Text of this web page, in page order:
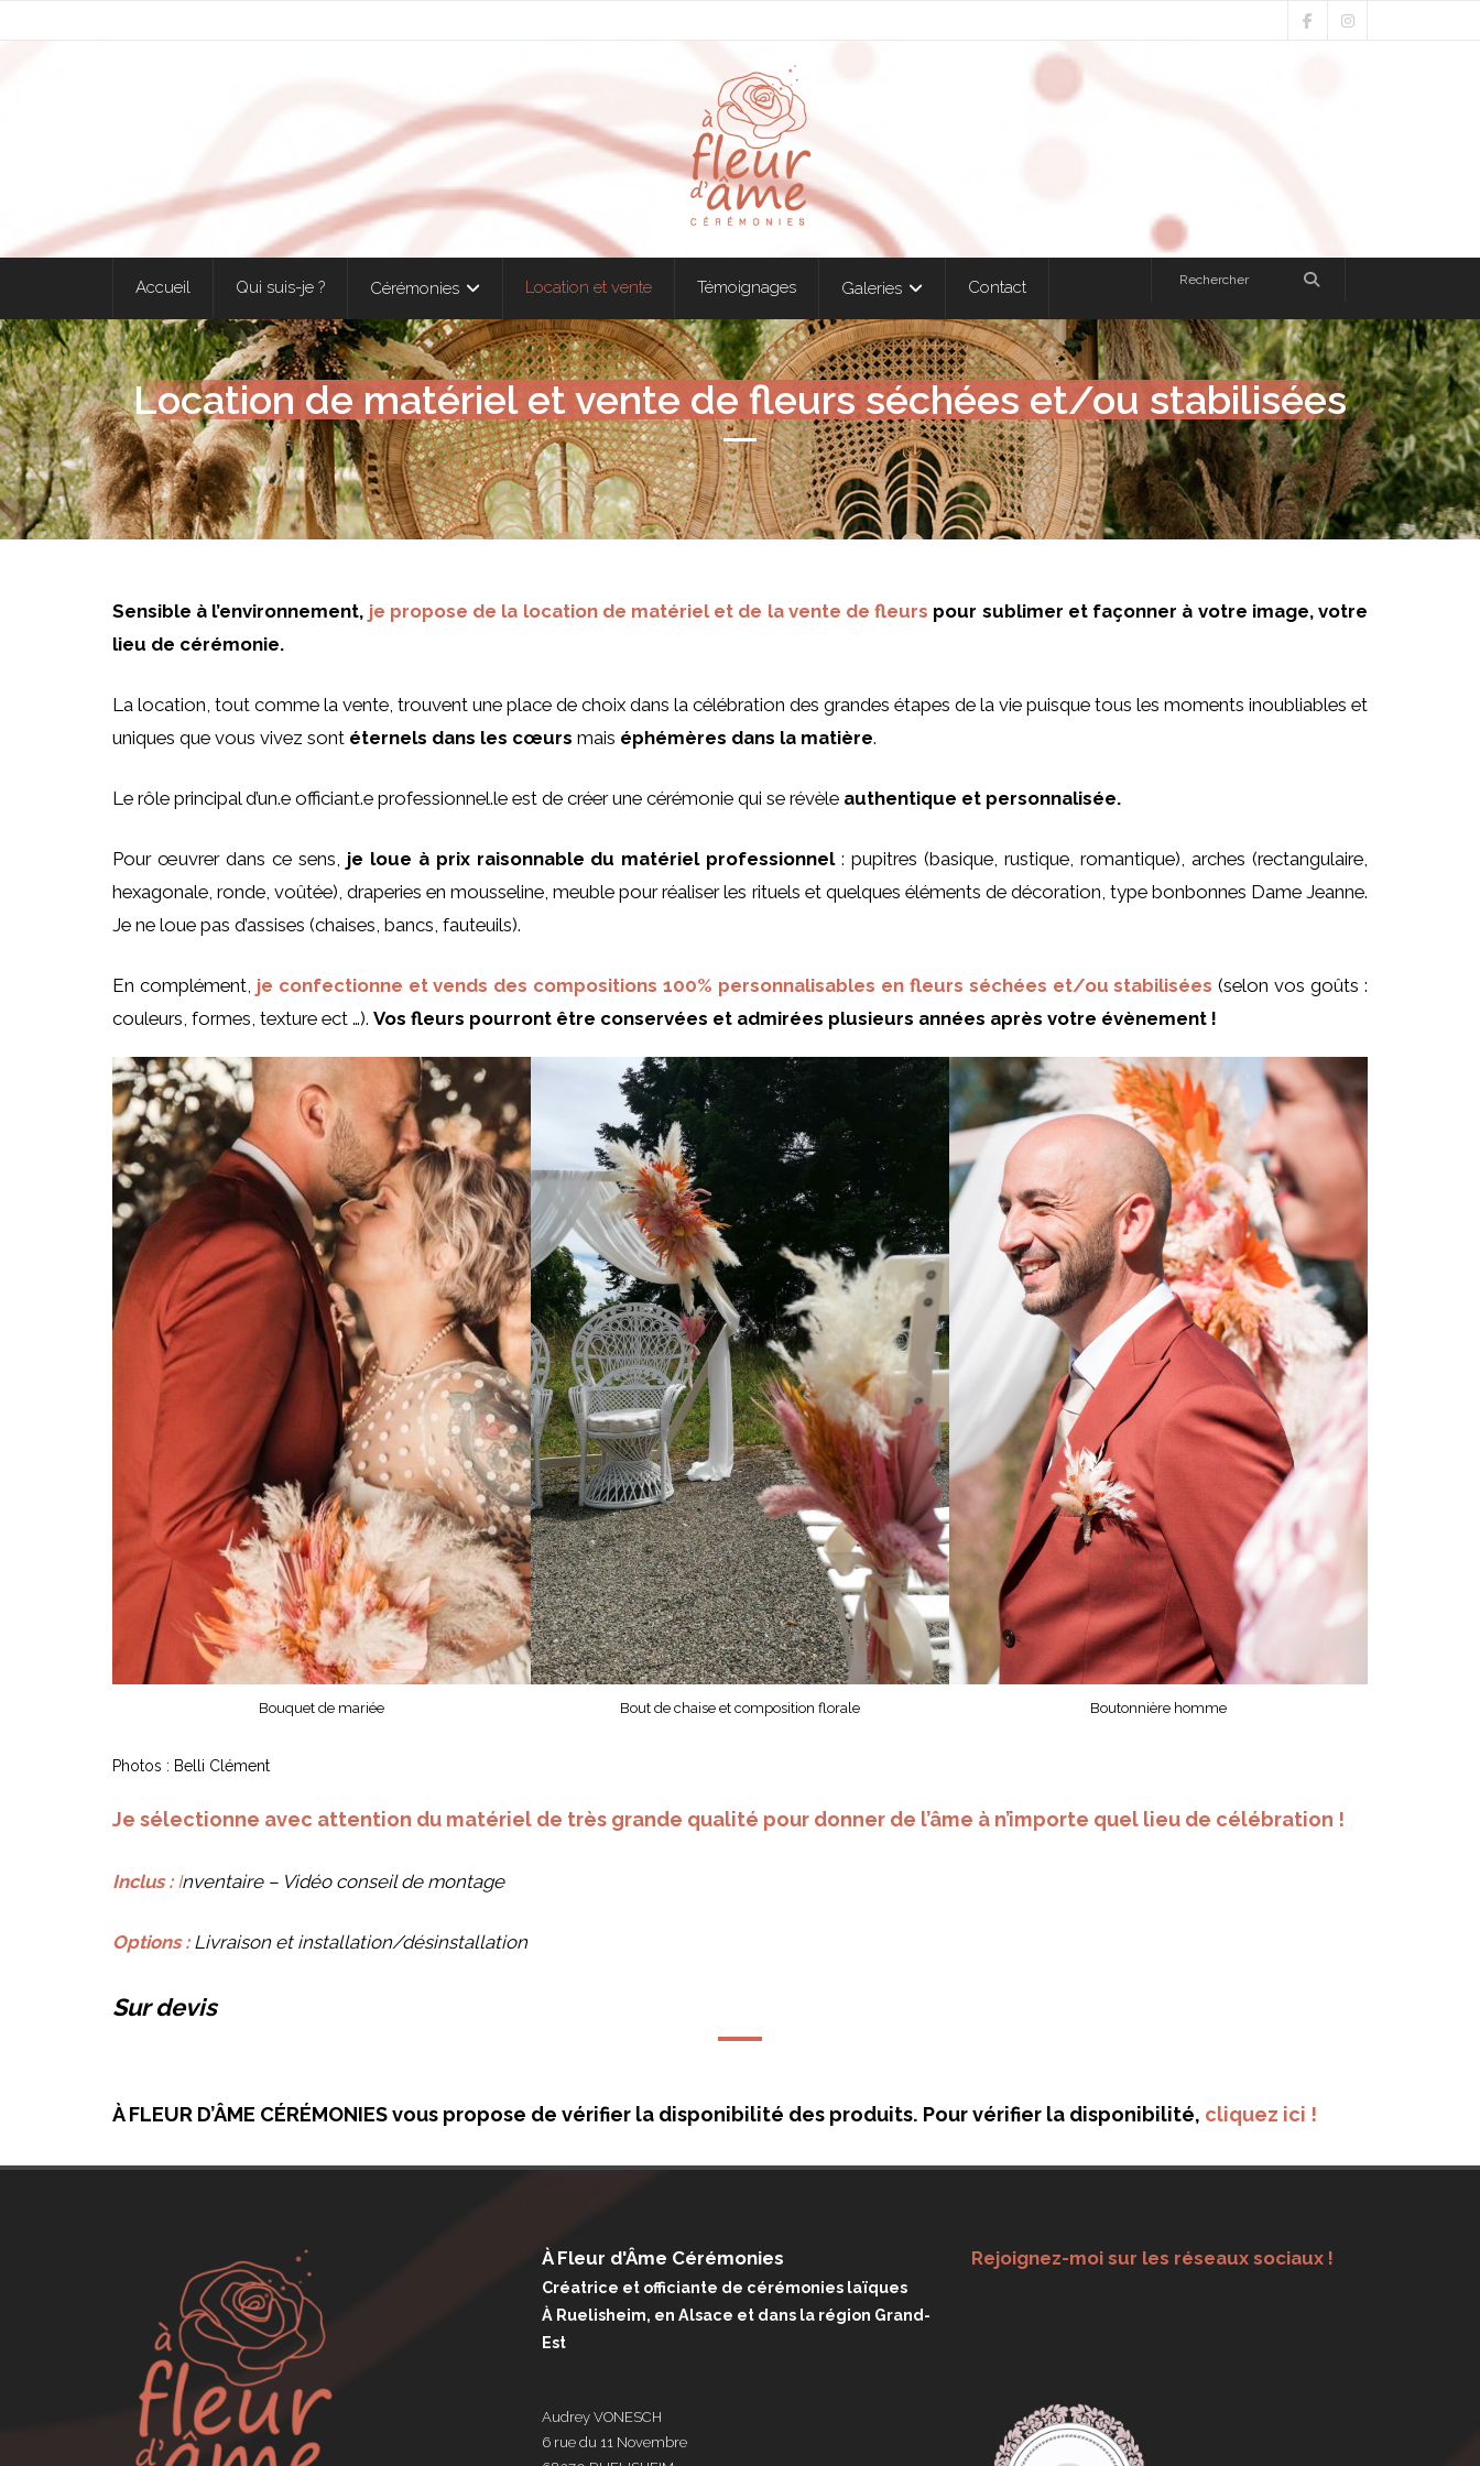
Accueil Qui suis-je ? Cérémonies Location et vente Témoignages Galeries Contact
Location de matériel et vente de fleurs séchées et/ou stabilisées
Sensible à l’environnement, je propose de la location de matériel et de la vente de fleurs pour sublimer et façonner à votre image, votre
lieu de cérémonie.
La location, tout comme la vente, trouvent une place de choix dans la célébration des grandes étapes de la vie puisque tous les moments inoubliables et
uniques que vous vivez sont éternels dans les cœurs mais éphémères dans la matière.
Le rôle principal d’un.e officiant.e professionnel.le est de créer une cérémonie qui se révèle authentique et personnalisée.
Pour œuvrer dans ce sens, je loue à prix raisonnable du matériel professionnel: pupitres (basique, rustique, romantique), arches (rectangulaire,
hexagonale, ronde, voûtée), draperies en mousseline, meuble pour réaliser les rituels et quelques éléments de décoration, type bonbonnes Dame Jeanne.
Je ne loue pas d’assises (chaises, bancs, fauteuils).
En complément, je confectionne et vends des compositions 100% personnalisables en fleurs séchées et/ou stabilisées (selon vos goûts :
couleurs, formes, texture ect …). Vos fleurs pourront être conservées et admirées plusieurs années après votre évènement !
Bouquet de mariée Bout de chaise et composition florale Boutonnière homme
Photos : Belli Clément
Je sélectionne avec attention du matériel de très grande qualité pour donner de l’âme à n’importe quel lieu de célébration !
Inclus :Inventaire – Vidéo conseil de montage
Options :Livraison et installation/désinstallation
Sur devis
À FLEUR D’ÂME CÉRÉMONIES vous propose de vérifier la disponibilité des produits. Pour vérifier la disponibilité, cliquez ici !
À Fleur d'Âme Cérémonies
Créatrice et officiante de cérémonies laïques
À Ruelisheim, en Alsace et dans la région Grand-
Est
Audrey VONESCH
6 rue du 11 Novembre
Rejoignez-moi sur les réseaux sociaux !